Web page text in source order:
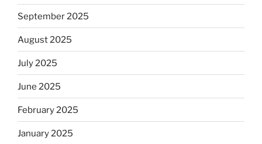
September 2025
August 2025
July 2025
June 2025
February 2025
January 2025